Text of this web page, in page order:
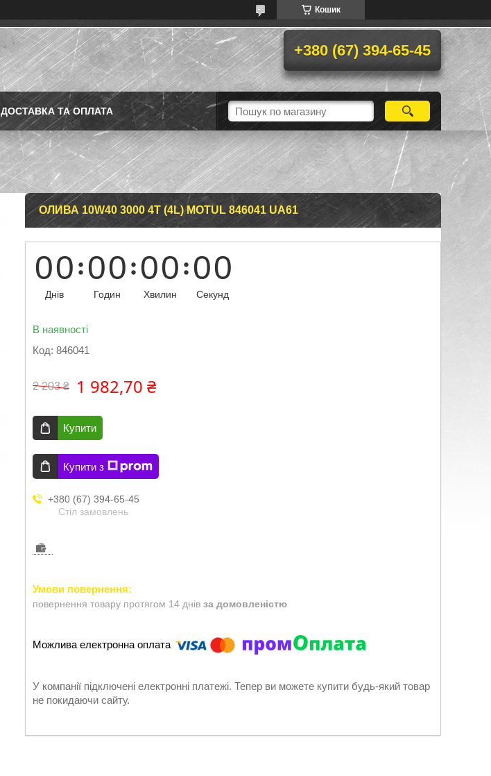
Кошик
+380 (67) 394-65-45
ДОСТАВКА ТА ОПЛАТА
ОЛИВА 10W40 3000 4T (4L) MOTUL 846041 UA61
00
Днів
00
Годин
00
Хвилин
00
Секунд
В наявності
Код: 846041
2 203 ₴ 1 982,70 ₴
Купити
Купити з
+380 (67) 394-65-45
Стіл замовлень
повернення товару протягом 14 днів за домовленістю
У компанії підключені електронні платежі. Тепер ви можете купити будь-який товар
не покидаючи сайту.